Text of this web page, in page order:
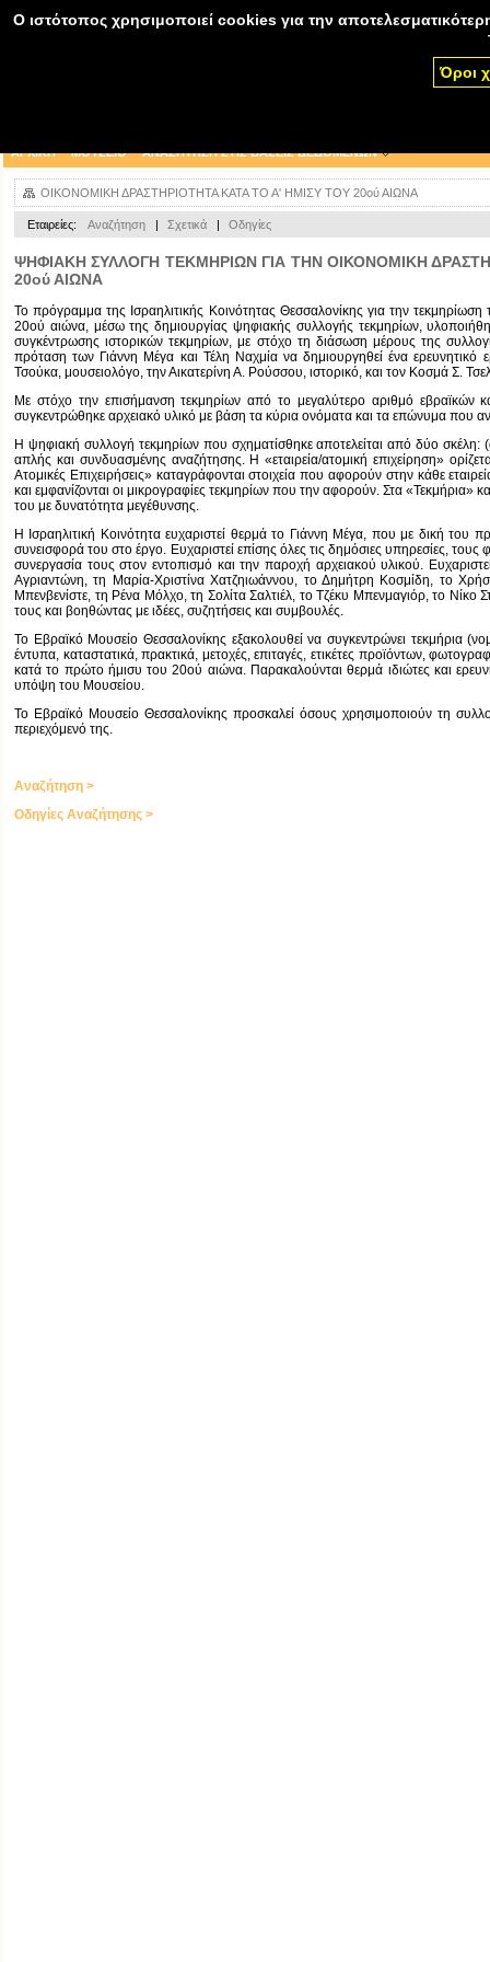
ΑΡΧΙΚΗ ΜΟΥΣΕΙΟ ΑΝΑΖΗΤΗΣΗ ΣΤΙΣ ΒΑΣΕΙΣ ΔΕΔΟΜΕΝΩΝ
ΟΙΚΟΝΟΜΙΚΗ ΔΡΑΣΤΗΡΙΟΤΗΤΑ ΚΑΤΑ ΤΟ Α' ΗΜΙΣΥ ΤΟΥ 20ού ΑΙΩΝΑ
Εταιρείες: Αναζήτηση | Σχετικά | Οδηγίες
ΨΗΦΙΑΚΗ ΣΥΛΛΟΓΗ ΤΕΚΜΗΡΙΩΝ ΓΙΑ ΤΗΝ ΟΙΚΟΝΟΜΙΚΗ
20ού ΑΙΩΝΑ
Το πρόγραμμα της Ισραηλιτικής Κοινότητας Θεσσαλονίκης για την
20ού αιώνα, μέσω της δημιουργίας ψηφιακής συλλογής τεκμηρίων,
συγκέντρωσης ιστορικών τεκμηρίων, με στόχο τη διάσωση μέρους της
πρόταση των Γιάννη Μέγα και Τέλη Ναχμία να δημιουργηθεί ένα
Τσούκα, μουσειολόγο, την Αικατερίνη Α. Ρούσσου, ιστορικό, και τον Κοσμά Σ.
Με στόχο την επισήμανση τεκμηρίων από το μεγαλύτερο αριθμό εβραϊκών
συγκεντρώθηκε αρχειακό υλικό με βάση τα κύρια ονόματα και τα επώνυμα που
Η ψηφιακή συλλογή τεκμηρίων που σχηματίσθηκε αποτελείται από δύο σκέλη:
απλής και συνδυασμένης αναζήτησης. Η «εταιρεία/ατομική επιχείρηση»
Ατομικές Επιχειρήσεις» καταγράφονται στοιχεία που αφορούν στην κάθε
και εμφανίζονται οι μικρογραφίες τεκμηρίων που την αφορούν. Στα «Τεκμήρια»
του με δυνατότητα μεγέθυνσης.
Η Ισραηλιτική Κοινότητα ευχαριστεί θερμά το Γιάννη Μέγα, που με δική του
συνεισφορά του στο έργο. Ευχαριστεί επίσης όλες τις δημόσιες υπηρεσίες, τους
συνεργασία τους στον εντοπισμό και την παροχή αρχειακού υλικού.
Αγριαντώνη, τη Μαρία-Χριστίνα Χατζηιωάννου, το Δημήτρη Κοσμίδη, το
Μπενβενίστε, τη Ρένα Μόλχο, τη Σολίτα Σαλτιέλ, το Τζέκυ Μπενμαγιόρ, το
τους και βοηθώντας με ιδέες, συζητήσεις και συμβουλές.
Το Εβραϊκό Μουσείο Θεσσαλονίκης εξακολουθεί να συγκεντρώνει τεκμήρια
έντυπα, καταστατικά, πρακτικά, μετοχές, επιταγές, ετικέτες προϊόντων,
κατά το πρώτο ήμισυ του 20ού αιώνα. Παρακαλούνται θερμά ιδιώτες και
υπόψη του Μουσείου.
Το Εβραϊκό Μουσείο Θεσσαλονίκης προσκαλεί όσους χρησιμοποιούν τη
περιεχόμενό της.
Αναζήτηση >
Οδηγίες Αναζήτησης >
Ο ιστότοπος χρησιμοποιεί cookies για την
Όροι